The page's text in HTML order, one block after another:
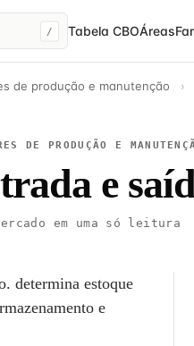
/ Tabela CBOÁreas
de produção e manutenção ›
DE PRODUÇÃO E
e
em uma só leitura
determina estoque
e